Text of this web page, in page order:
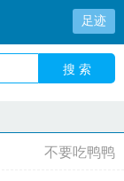
足迹
搜 索
不要吃鸭鸭